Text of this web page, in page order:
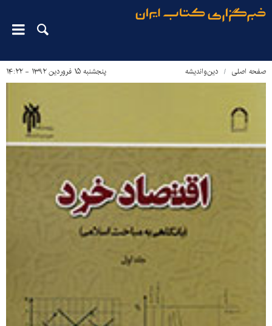
صفحه اصلی دین‌واندیشه پنجشنبه ۱۵ فروردین ۱۳۹۲ - ۱۴:۲۲